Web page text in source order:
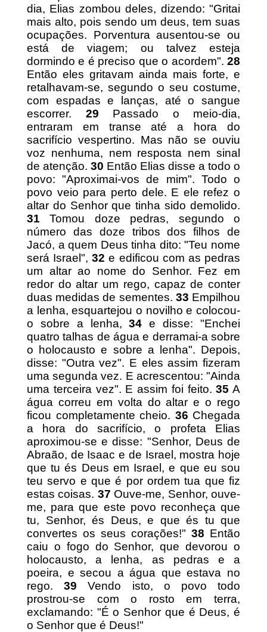
dia, Elias zombou deles, dizendo: "Gritai
mais alto, pois sendo um deus, tem suas
ocupações. Porventura ausentou-se ou
está de viagem; ou talvez esteja
dormindo e é preciso que o acordem". 28
Então eles gritavam ainda mais forte, e
retalhavam-se, segundo o seu costume,
com espadas e lanças, até o sangue
escorrer. 29 Passado o meio-dia,
entraram em transe até a hora do
sacrifício vespertino. Mas não se ouviu
voz nenhuma, nem resposta nem sinal
de atenção. 30 Então Elias disse a todo o
povo: "Aproximai-vos de mim". Todo o
povo veio para perto dele. E ele refez o
altar do Senhor que tinha sido demolido.
31 Tomou doze pedras, segundo o
número das doze tribos dos filhos de
Jacó, a quem Deus tinha dito: "Teu nome
será Israel",32 e edificou com as pedras
um altar ao nome do Senhor. Fez em
redor do altar um rego, capaz de conter
duas medidas de sementes. 33 Empilhou
a lenha, esquartejou o novilho e colocou-
o sobre a lenha,34 e disse: "Enchei
quatro talhas de água e derramai-a sobre
o holocausto e sobre a lenha". Depois,
disse: "Outra vez". E eles assim fizeram
uma segunda vez. E acrescentou: "Ainda
uma terceira vez". E assim foi feito.35 A
água correu em volta do altar e o rego
ficou completamente cheio. 36 Chegada
a hora do sacrifício, o profeta Elias
aproximou-se e disse: "Senhor, Deus de
Abraão, de Isaac e de Israel, mostra hoje
que tu és Deus em Israel, e que eu sou
teu servo e que é por ordem tua que fiz
estas coisas. 37 Ouve-me, Senhor, ouve-
me, para que este povo reconheça que
tu, Senhor, és Deus, e que és tu que
convertes os seus corações!" 38 Então
caiu o fogo do Senhor, que devorou o
holocausto, a lenha, as pedras e a
poeira, e secou a água que estava no
rego.39 Vendo isto, o povo todo
prostrou-se com o rosto em terra,
exclamando: "É o Senhor que é Deus, é
o Senhor que é Deus!"